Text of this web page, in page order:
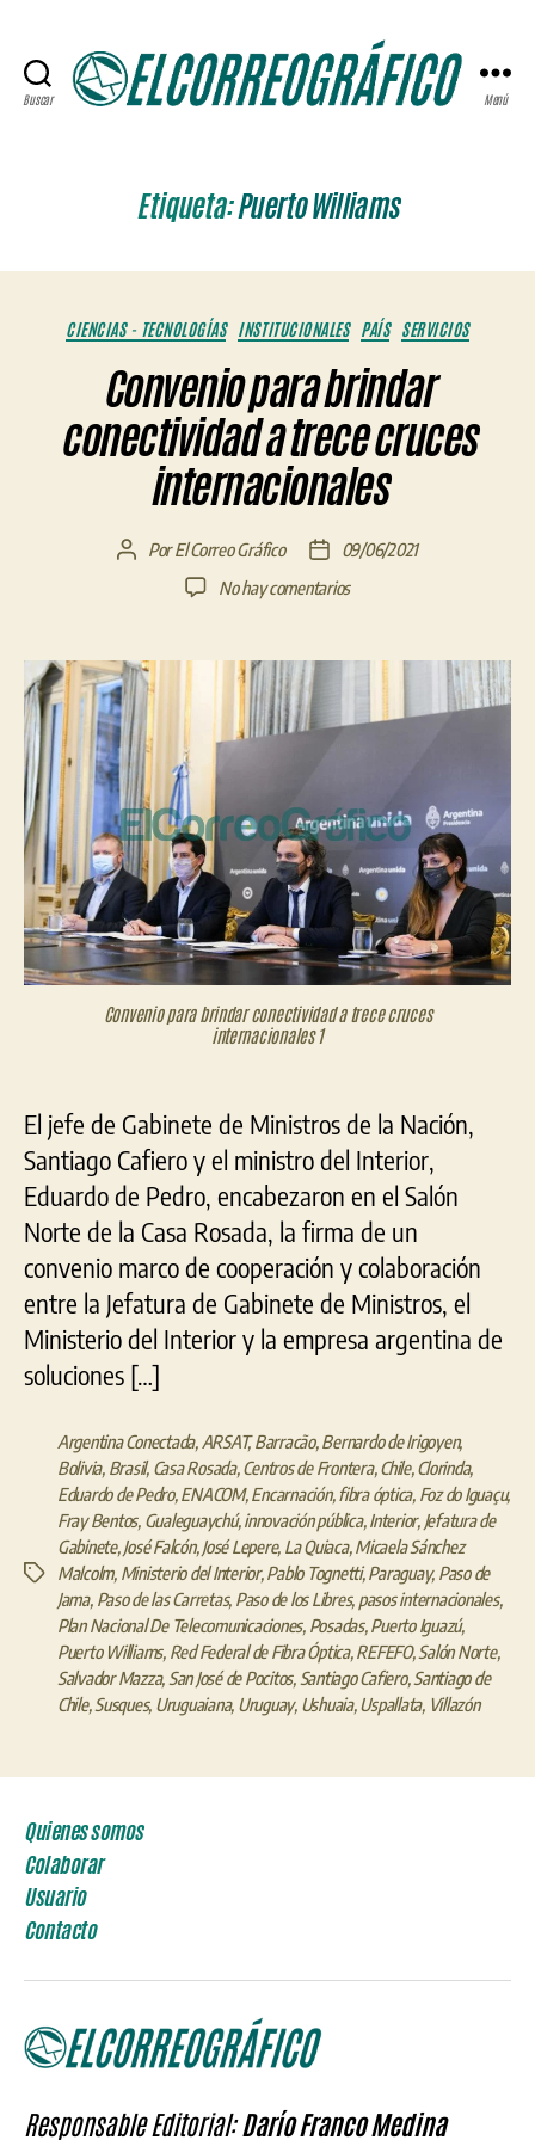
Buscar Menú
Etiqueta:Puerto Williams
Categorías
CIENCIAS - TECNOLOGÍAS INSTITUCIONALES PAÍS SERVICIOS
Convenio para brindar
conectividad a trece cruces
internacionales
AutorPorEl Correo Gráfico
Fecha09/06/2021
No hay comentariosen
brindar
Convenio para brindar conectividad a trece cruces
internacionales 1
El jefe de Gabinete de Ministros de la Nación,
Santiago Cafiero y el ministro del Interior,
Eduardo de Pedro, encabezaron en el Salón
Norte de la Casa Rosada, la firma de un
convenio marco de cooperación y colaboración
entre la Jefatura de Gabinete de Ministros, el
Ministerio del Interior y la empresa argentina de
soluciones […]
Etiquetas
Argentina Conectada, ARSAT,Barracão, Bernardo de Irigoyen,
Bolivia, Brasil, Casa Rosada, Centros de Frontera, Chile, Clorinda,
Eduardo de Pedro, ENACOM, Encarnación, fibra óptica, Foz do Iguaçu,
Fray Bentos, Gualeguaychú, innovación pública, Interior, Jefatura de
Gabinete, José Falcón, José Lepere, La Quiaca, Micaela Sánchez
Malcolm, Ministerio del Interior, Pablo Tognetti, Paraguay, Paso de
Jama, Paso de las Carretas, Paso de los Libres, pasos internacionales,
Plan Nacional De Telecomunicaciones, Posadas, Puerto Iguazú,
Puerto Williams, Red Federal de Fibra Óptica, REFEFO, Salón Norte,
Salvador Mazza, San José de Pocitos, Santiago Cafiero, Santiago de
Chile, Susques, Uruguaiana, Uruguay, Ushuaia, Uspallata, Villazón
Quienes somos
Colaborar
Usuario
Contacto
Responsable Editorial:Darío Franco Medina